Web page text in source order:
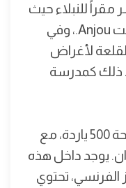
للنبلاء حيث
كانت تسمى قديما بحصن الكونت Anjou.، وفي
هذه القلعة لأغراض
ذلك كمدرسة
تغطي جدران هذه القلعة مساحة 500 ياردة، مع
يوجد داخل هذه
الفرنسي، تحتوي